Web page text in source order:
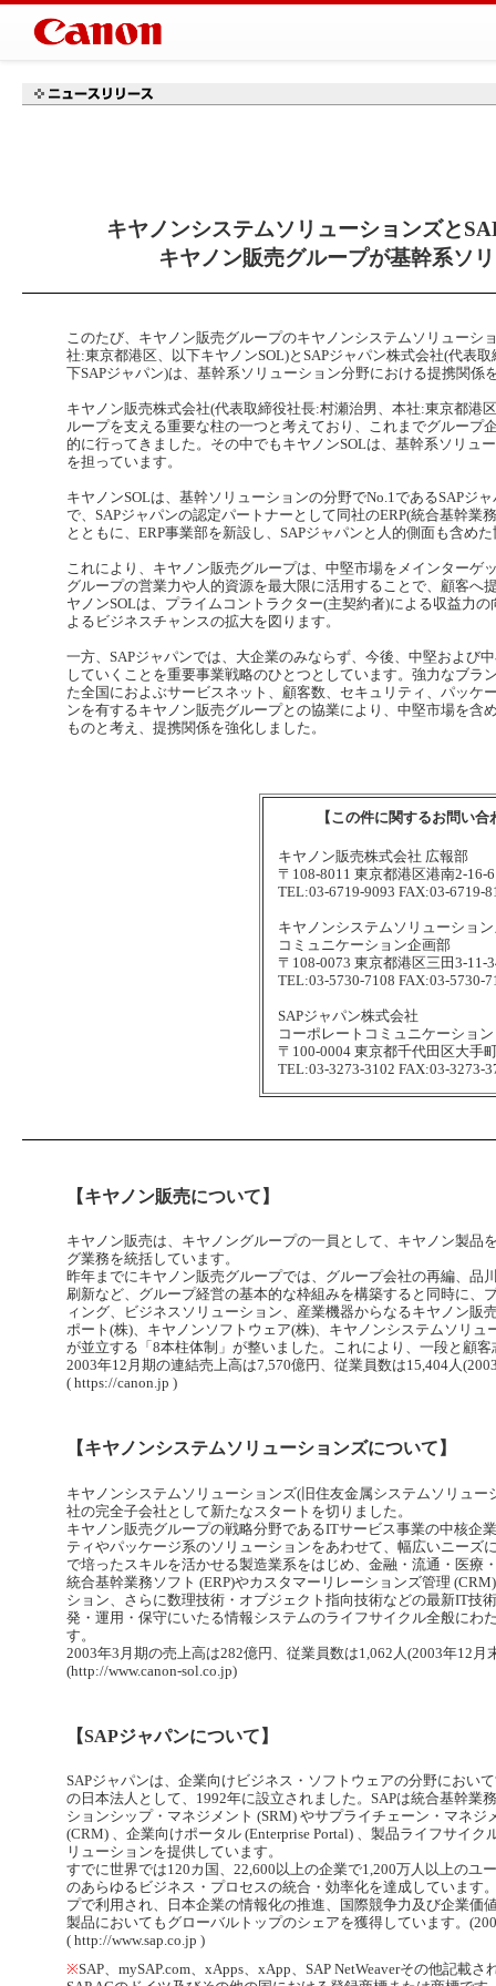
キヤノンシステムソリューションズと
キヤノン販売グループが基幹系ソ
このたび、キヤノン販売グループのキヤノンシステムソリューシ
社:東京都港区、以下キヤノンSOL)とSAPジャパン株式会社(代表
下SAPジャパン)は、基幹系ソリューション分野における提携関係
キヤノン販売株式会社(代表取締役社長:村瀬治男、本社:東京都港
ループを支える重要な柱の一つと考えており、これまでグループ
的に行ってきました。その中でもキヤノンSOLは、基幹系ソリュ
を担っています。
キヤノンSOLは、基幹ソリューションの分野でNo.1であるSAPジ
で、SAPジャパンの認定パートナーとして同社のERP(統合基幹業
とともに、ERP事業部を新設し、SAPジャパンと人的側面も含め
これにより、キヤノン販売グループは、中堅市場をメインターゲ
グループの営業力や人的資源を最大限に活用することで、顧客へ
ヤノンSOLは、プライムコントラクター(主契約者)による収益力
よるビジネスチャンスの拡大を図ります。
一方、SAPジャパンでは、大企業のみならず、今後、中堅および
していくことを重要事業戦略のひとつとしています。強力なブラ
た全国におよぶサービスネット、顧客数、セキュリティ、パッケ
ンを有するキヤノン販売グループとの協業により、中堅市場を含
ものと考え、提携関係を強化しました。
【この件に関するお問い合
キヤノン販売株式会社 広報部
〒108-8011 東京都港区港南2-16-6
TEL:03-6719-9093 FAX:03-6719-
キヤノンシステムソリューショ
コミュニケーション企画部
〒108-0073 東京都港区三田3-11-
TEL:03-5730-7108 FAX:03-5730-
SAPジャパン株式会社
コーポレートコミュニケーショ
〒100-0004 東京都千代田区大手
TEL:03-3273-3102 FAX:03-3273-
【キヤノン販売について】
キヤノン販売は、キヤノングループの一員として、キヤノン製品
グ業務を統括しています。
昨年までにキヤノン販売グループでは、グループ会社の再編、品
刷新など、グループ経営の基本的な枠組みを構築すると同時に、
ィング、ビジネスソリューション、産業機器からなるキヤノン販
ポート(株)、キヤノンソフトウェア(株)、キヤノンシステムソリ
が並立する「8本柱体制」が整いました。これにより、一段と顧
2003年12月期の連結売上高は7,570億円、従業員数は15,404人
( https://canon.jp )
【キヤノンシステムソリューションズについて】
キヤノンシステムソリューションズ(旧住友金属システムソリュ
社の完全子会社として新たなスタートを切りました。
キヤノン販売グループの戦略分野であるITサービス事業の中核企
ティやパッケージ系のソリューションをあわせて、幅広いニーズ
で培ったスキルを活かせる製造業系をはじめ、金融・流通・医療
統合基幹業務ソフト (ERP)やカスタマーリレーションズ管理
ション、さらに数理技術・オブジェクト指向技術などの最新IT技
発・運用・保守にいたる情報システムのライフサイクル全般にわ
す。
2003年3月期の売上高は282億円、従業員数は1,062人(2003年12月
(http://www.canon-sol.co.jp)
【SAPジャパンについて】
SAPジャパンは、企業向けビジネス・ソフトウェアの分野におい
の日本法人として、1992年に設立されました。SAPは統合基幹業
ションシップ・マネジメント (SRM) やサプライチェーン・マネ
(CRM) 、企業向けポータル (Enterprise Portal) 、製品ライフサイ
リューションを提供しています。
すでに世界では120カ国、22,600以上の企業で1,200万人以上のユ
のあらゆるビジネス・プロセスの統合・効率化を達成しています
プで利用され、日本企業の情報化の推進、国際競争力及び企業価
製品においてもグローバルトップのシェアを獲得しています。
( http://www.sap.co.jp )
※SAP、mySAP.com、xApps、xApp、SAP NetWeaverその他記載